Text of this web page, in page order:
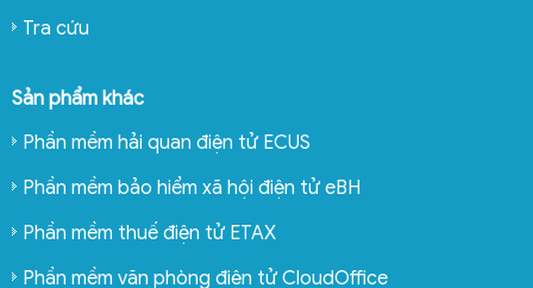
Tra cứu
Sản phẩm khác
Phần mềm hải quan điện tử ECUS
Phần mềm bảo hiểm xã hội điện tử eBH
Phần mềm thuế điện tử ETAX
Phần mềm văn phòng điện tử CloudOffice